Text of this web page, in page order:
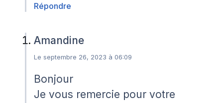
Répondre
Amandine
Le septembre 26, 2023 à 06:09
Bonjour
Je vous remercie pour votre